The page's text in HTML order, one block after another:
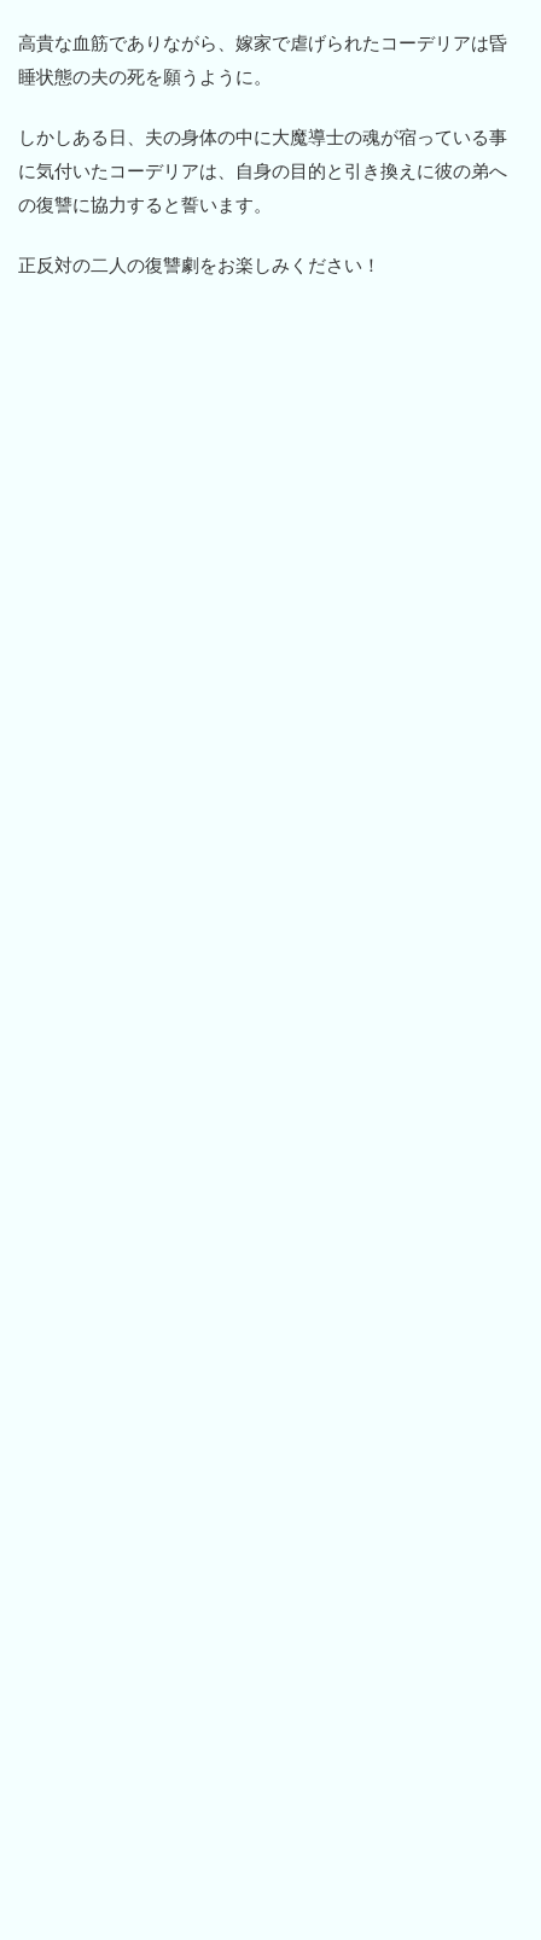
高貴な血筋でありながら、嫁家で虐げられたコーデリアは昏
睡状態の夫の死を願うように。
しかしある日、夫の身体の中に大魔導士の魂が宿っている事
に気付いたコーデリアは、自身の目的と引き換えに彼の弟へ
の復讐に協力すると誓います。
正反対の二人の復讐劇をお楽しみください！